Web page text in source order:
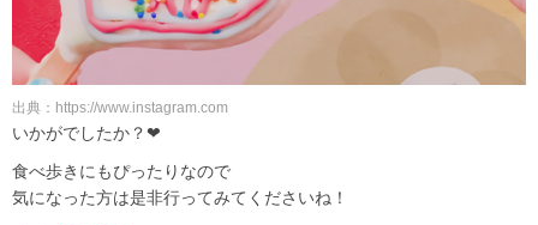
出典：https://www.instagram.com
いかがでしたか？❤
食べ歩きにもぴったりなので
気になった方は是非行ってみてくださいね！